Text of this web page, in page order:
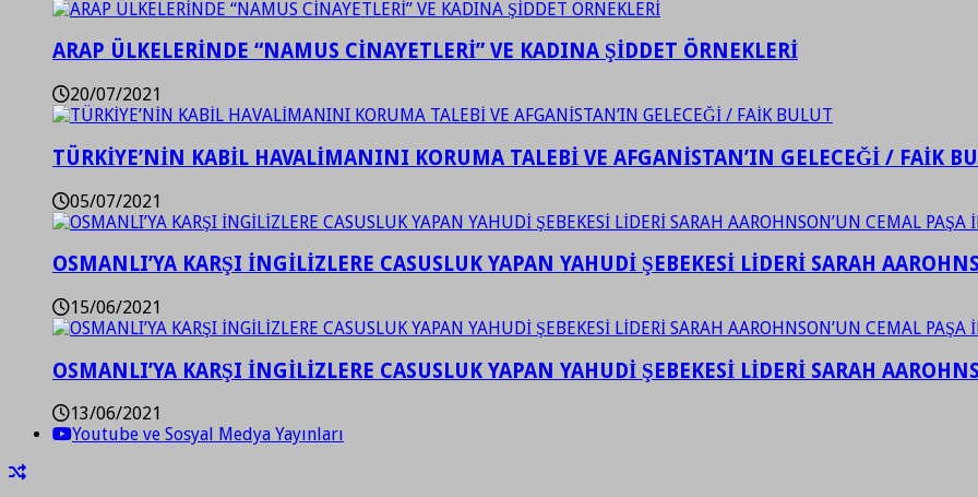
ARAP ÜLKELERİNDE “NAMUS CİNAYETLERİ” VE KADINA ŞİDDET ÖRNEKLERİ
20/07/2021
TÜRKİYE’NİN KABİL HAVALİMANINI KORUMA TALEBİ VE AFGANİSTAN’IN GELECEĞİ / FAİK
05/07/2021
OSMANLI’YA KARŞI İNGİLİZLERE CASUSLUK YAPAN YAHUDİ ŞEBEKESİ LİDERİ SARAH
15/06/2021
OSMANLI’YA KARŞI İNGİLİZLERE CASUSLUK YAPAN YAHUDİ ŞEBEKESİ LİDERİ SARAH
13/06/2021
Youtube ve Sosyal Medya Yayınları